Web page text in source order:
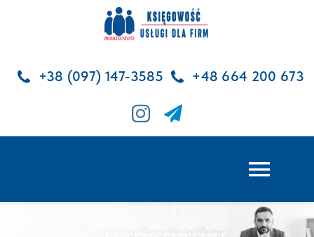
+38 (097) 147-3585 +48 664 200 673